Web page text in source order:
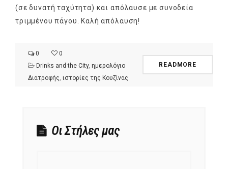
(σε δυνατή ταχύτητα) και απόλαυσε με συνοδεία
τριμμένου πάγου. Καλή απόλαυση!
0
0
Drinks and the City, ημερολόγιο
Διατροφής ιστορίες της Κουζίνας
READMORE
Οι Στήλες μας